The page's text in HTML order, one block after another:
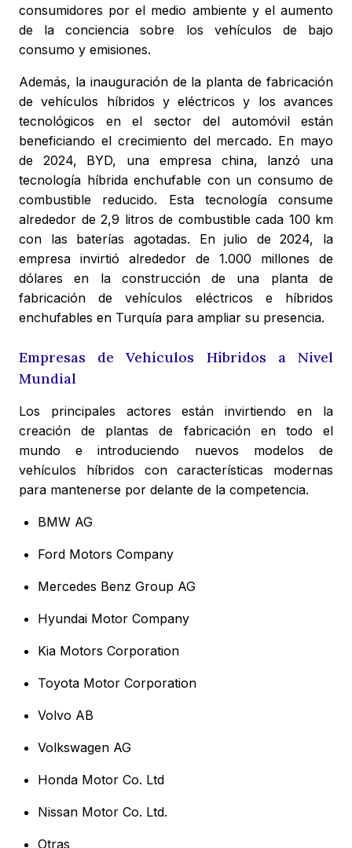
consumidores por el medio ambiente y el aumento
de la conciencia sobre los vehículos de bajo
consumo y emisiones.
Además, la inauguración de la planta de fabricación
de vehículos híbridos y eléctricos y los avances
tecnológicos en el sector del automóvil están
beneficiando el crecimiento del mercado. En mayo
de 2024, BYD, una empresa china, lanzó una
tecnología híbrida enchufable con un consumo de
combustible reducido. Esta tecnología consume
alrededor de 2,9 litros de combustible cada 100 km
con las baterías agotadas. En julio de 2024, la
empresa invirtió alrededor de 1.000 millones de
dólares en la construcción de una planta de
fabricación de vehículos eléctricos e híbridos
enchufables en Turquía para ampliar su presencia.
Empresas de Vehículos Híbridos a Nivel
Mundial
Los principales actores están invirtiendo en la
creación de plantas de fabricación en todo el
mundo e introduciendo nuevos modelos de
vehículos híbridos con características modernas
para mantenerse por delante de la competencia.
BMW AG
Ford Motors Company
Mercedes Benz Group AG
Hyundai Motor Company
Kia Motors Corporation
Toyota Motor Corporation
Volvo AB
Volkswagen AG
Honda Motor Co. Ltd
Nissan Motor Co. Ltd.
Otras